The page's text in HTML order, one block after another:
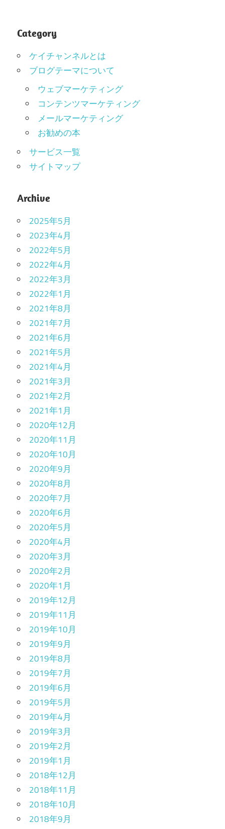
Category
ケイチャンネルとは
ブログテーマについて
ウェブマーケティング
コンテンツマーケティング
メールマーケティング
お勧めの本
サービス一覧
サイトマップ
Archive
2025年5月
2023年4月
2022年5月
2022年4月
2022年3月
2022年1月
2021年8月
2021年7月
2021年6月
2021年5月
2021年4月
2021年3月
2021年2月
2021年1月
2020年12月
2020年11月
2020年10月
2020年9月
2020年8月
2020年7月
2020年6月
2020年5月
2020年4月
2020年3月
2020年2月
2020年1月
2019年12月
2019年11月
2019年10月
2019年9月
2019年8月
2019年7月
2019年6月
2019年5月
2019年4月
2019年3月
2019年2月
2019年1月
2018年12月
2018年11月
2018年10月
2018年9月